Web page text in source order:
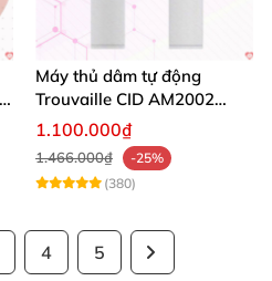
Máy thủ dâm tự động
Trouvaille CID AM2002
tăng khoái cảm nam
1.100.000₫
1.466.000₫
-25%
(380)
4 5